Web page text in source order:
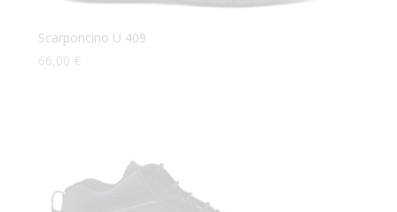
Scarponcino U 409
66,00 €